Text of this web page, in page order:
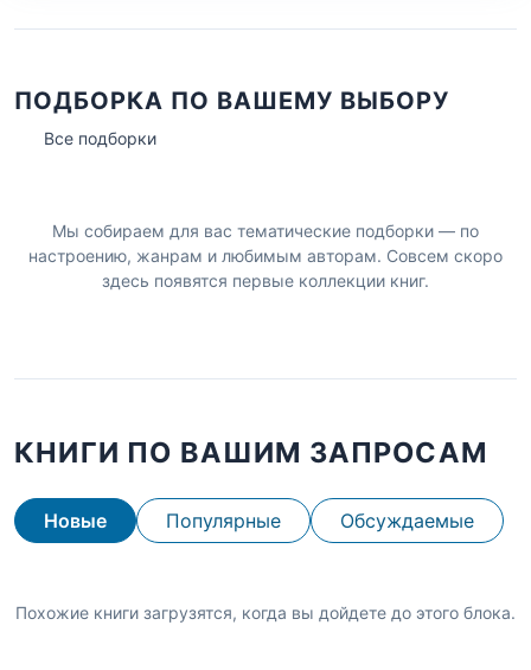
ПОДБОРКА ПО ВАШЕМУ ВЫБОРУ
Все подборки
Мы собираем для вас тематические подборки — по
настроению, жанрам и любимым авторам. Совсем скоро
здесь появятся первые коллекции книг.
КНИГИ ПО ВАШИМ ЗАПРОСАМ
Новые Популярные Обсуждаемые
Похожие книги загрузятся, когда вы дойдете до этого блока.